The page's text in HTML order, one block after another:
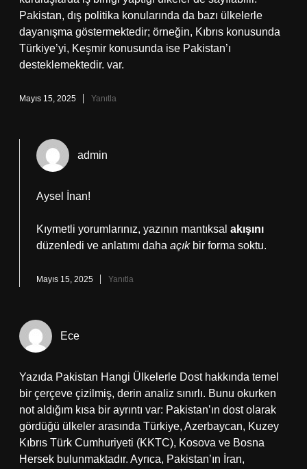
Pakistan, dış politika konularında da bazı ülkelerle
dayanışma göstermektedir; örneğin, Kıbrıs konusunda
Türkiye’yi, Keşmir konusunda ise Pakistan’ı
desteklemektedir. var.
Mayıs 15, 2025 Yanıtla
admin
Aysel İnan!
Kıymetli yorumlarınız, yazının mantıksal akışını
düzenledi ve anlatımı daha açıkbir forma soktu.
Mayıs 15, 2025 Yanıtla
Ece
Yazıda Pakistan Hangi Ülkelerle Dost hakkında temel
bir çerçeve çizilmiş, derin analiz sınırlı. Bunu okurken
not aldığım kısa bir ayrıntı var: Pakistan’ın dost olarak
gördüğü ülkeler arasında Türkiye, Azerbaycan, Kuzey
Kıbrıs Türk Cumhuriyeti (KKTC), Kosova ve Bosna
Hersek bulunmaktadır. Ayrıca, Pakistan’ın İran,